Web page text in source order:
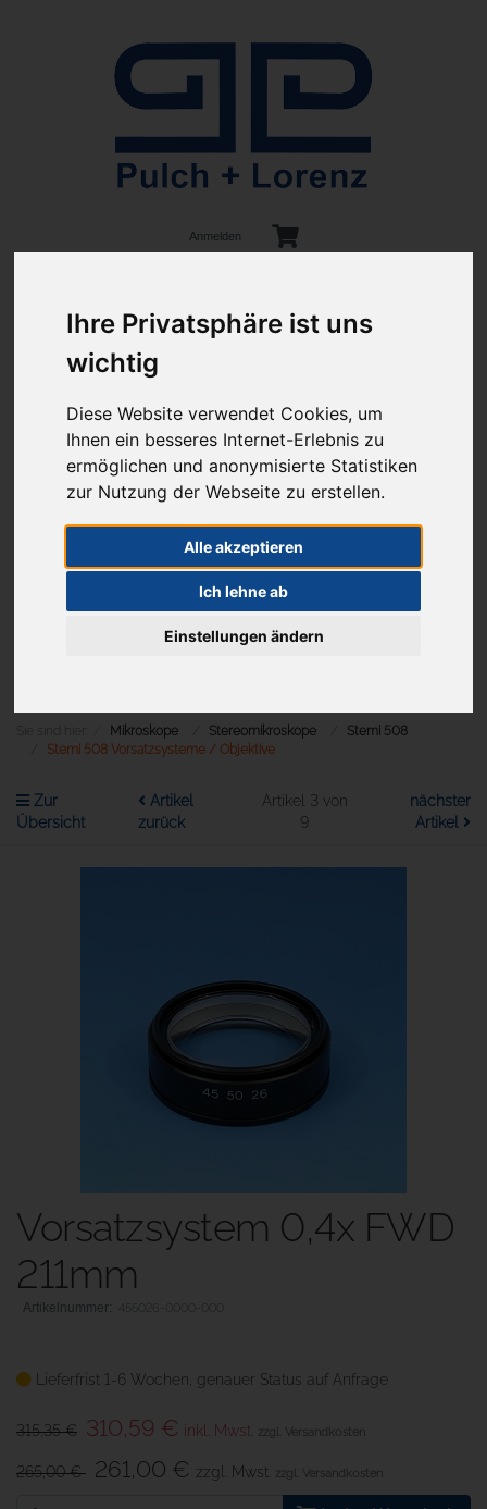
Ihre Privatsphäre ist uns
wichtig
Diese Website verwendet Cookies, um
Ihnen ein besseres Internet-Erlebnis zu
ermöglichen und anonymisierte Statistiken
zur Nutzung der Webseite zu erstellen.
Alle akzeptieren
Ich lehne ab
Einstellungen ändern
Anmelden
ab 100€ versandkostenfrei
(innerhalb Deutschlands)
Sie haben Fragen?
07641-9360300
Aktuelles
Mikroskope Stereomikroskope
Stemi 508
Stemi 508 Vorsatzsysteme / Objektive
Zur
Übersicht
Artikel
zurück
Artikel 3 von
9
nächster
Artikel
Vorsatzsystem 0,4x FWD
211mm
Lieferfrist 1-6 Wochen, genauer Status auf Anfrage
315,35 € 310,59 € inkl. Mwst. zzgl. Versandkosten
265,00 € 261,00 € zzgl. Mwst. zzgl. Versandkosten